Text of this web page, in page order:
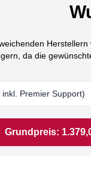
da die
Premier Support)
Grundpreis: